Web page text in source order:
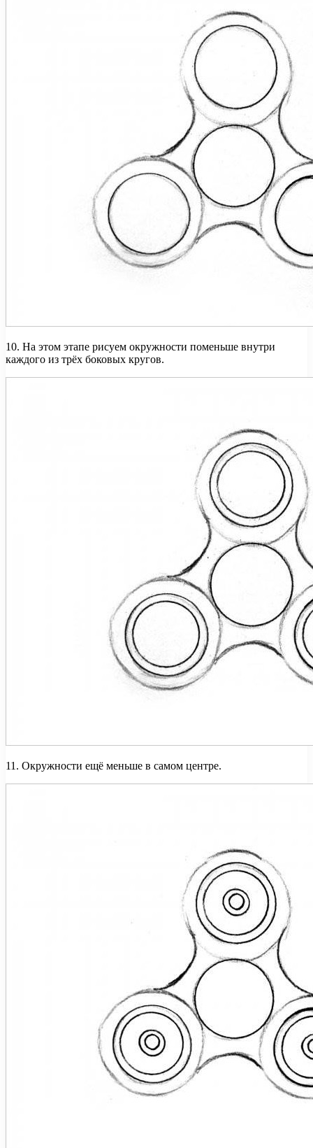
10. На этом этапе рисуем окружности поменьше внутри
каждого из трёх боковых кругов.
11. Окружности ещё меньше в самом центре.